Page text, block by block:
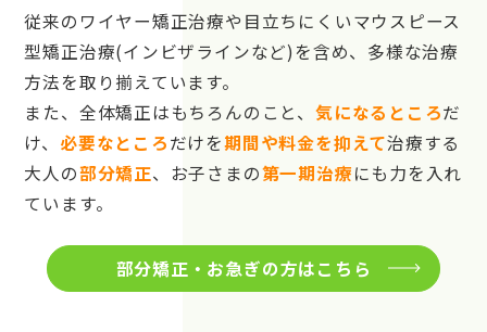
従来のワイヤー矯正治療や目立ちにくいマウスピース
型矯正治療(インビザラインなど)を含め、多様な治療
方法を取り揃えています。
また、全体矯正はもちろんのこと、 気になるところだ
け、 必要なところだけを期間や料金を抑えて治療する
大人の部分矯正、お子さまの第一期治療にも力を入れ
ています。
部分矯正・お急ぎの方はこちら